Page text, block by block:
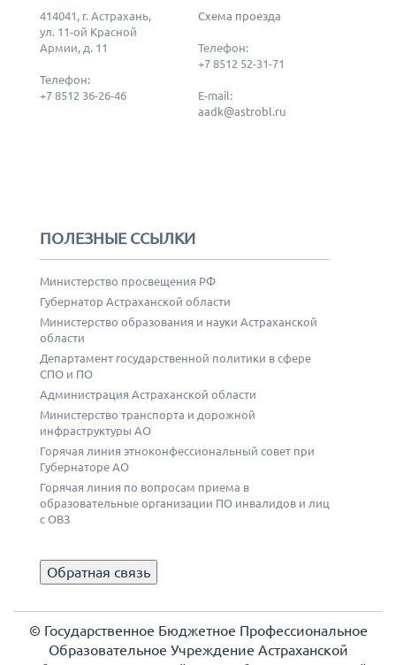
414041, г. Астрахань,
ул. 11-ой Красной
Армии, д. 11
Телефон:
+7 8512 36-26-46
Схема проезда
Телефон:
+7 8512 52-31-71
E-mail:
aadk@astrobl.ru
ПОЛЕЗНЫЕ ССЫЛКИ
Министерство просвещения РФ
Губернатор Астраханской области
Министерство образования и науки Астраханской
области
Департамент государственной политики в сфере
СПО и ПО
Администрация Астраханской области
Министерство транспорта и дорожной
инфраструктуры АО
Горячая линия этноконфессиональный совет при
Губернаторе АО
Горячая линия по вопросам приема в
образовательные организации ПО инвалидов и лиц
с ОВЗ
Обратная связь
© Государственное Бюджетное Профессиональное
Образовательное Учреждение Астраханской